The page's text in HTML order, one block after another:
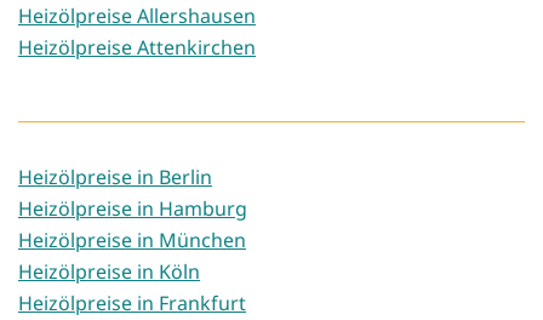
Heizölpreise Allershausen
Heizölpreise Attenkirchen
Heizölpreise in Berlin
Heizölpreise in Hamburg
Heizölpreise in München
Heizölpreise in Köln
Heizölpreise in Frankfurt